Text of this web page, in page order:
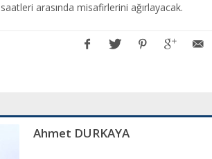
arasında misafirlerini ağırlayacak.
Ahmet DURKAYA